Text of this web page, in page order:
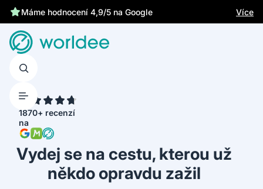
Máme hodnocení 4,9/5 na Google
Chrání tě zákonné pojištění Více
1870+ recenzí
na
Vydej se na cestu, kterou už
někdo opravdu zažil